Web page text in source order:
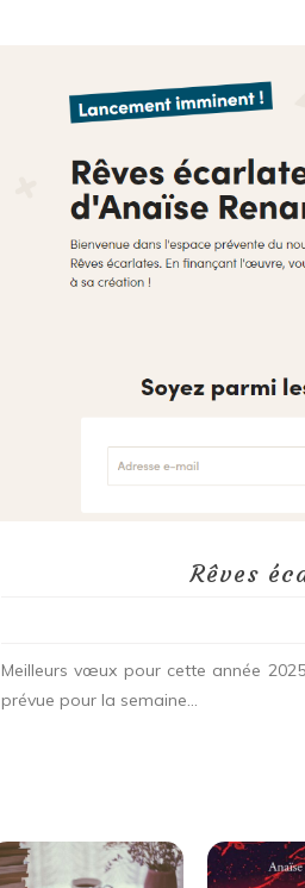
Rêves
Meilleurs vœux pour cette année
prévue pour la semaine...